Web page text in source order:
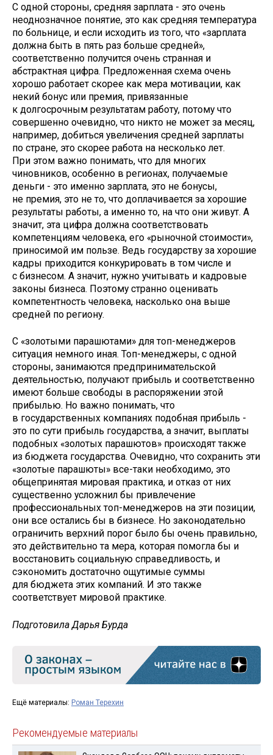
С одной стороны, средняя зарплата - это очень
неоднозначное понятие, это как средняя температура
по больнице, и если исходить из того, что «зарплата
должна быть в пять раз больше средней»,
соответственно получится очень странная и
абстрактная цифра. Предложенная схема очень
хорошо работает скорее как мера мотивации, как
некий бонус или премия, привязанные
к долгосрочным результатам работу, потому что
совершенно очевидно, что никто не может за месяц,
например, добиться увеличения средней зарплаты
по стране, это скорее работа на несколько лет.
При этом важно понимать, что для многих
чиновников, особенно в регионах, получаемые
деньги - это именно зарплата, это не бонусы,
не премия, это не то, что доплачивается за хорошие
результаты работы, а именно то, на что они живут. А
значит, эта цифра должна соответствовать
компетенциям человека, его «рыночной стоимости»,
приносимой им пользе. Ведь государству за хорошие
кадры приходится конкурировать в том числе и
с бизнесом. А значит, нужно учитывать и кадровые
законы бизнеса. Поэтому странно оценивать
компетентность человека, насколько она выше
средней по региону.
С «золотыми парашютами» для топ-менеджеров
ситуация немного иная. Топ-менеджеры, с одной
стороны, занимаются предпринимательской
деятельностью, получают прибыль и соответственно
имеют больше свободы в распоряжении этой
прибылью. Но важно понимать, что
в государственных компаниях подобная прибыль -
это по сути прибыль государства, а значит, выплаты
подобных «золотых парашютов» происходят также
из бюджета государства. Очевидно, что сохранить эти
«золотые парашюты» все-таки необходимо, это
общепринятая мировая практика, и отказ от них
существенно усложнил бы привлечение
профессиональных топ-менеджеров на эти позиции,
они все остались бы в бизнесе. Но законодательно
ограничить верхний порог было бы очень правильно,
это действительно та мера, которая помогла бы и
восстановить социальную справедливость, и
сэкономить достаточно ощутимые суммы
для бюджета этих компаний. И это также
соответствует мировой практике.
Подготовила Дарья Бурда
Ещё материалы: Роман Терехин
Рекомендуемые материалы